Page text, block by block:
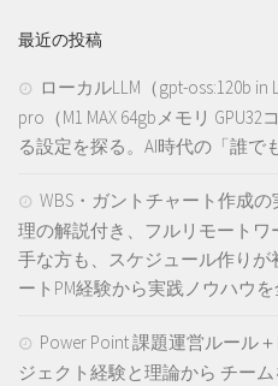
最近の投稿
ローカルLLM（gpt-oss:120b
pro（M1 MAX 64gbメモリ
る設定を探る。AI時代の「誰で
WBS・ガントチャート作成
理の解説付き、フルリモート
手な方も、スケジュール作り
ートPM経験から実践ノウハウを
Power Point 課題運営ルール
ジェクト経験と理論から チー